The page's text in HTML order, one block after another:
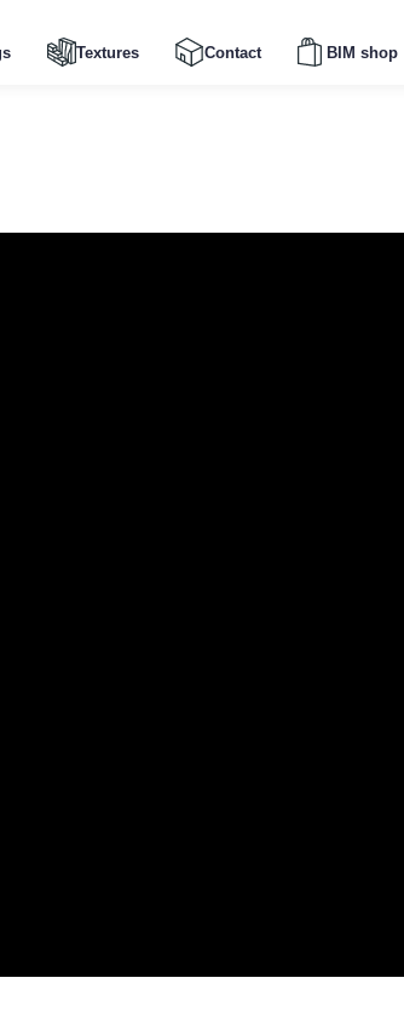
Textures Contact BIM shop